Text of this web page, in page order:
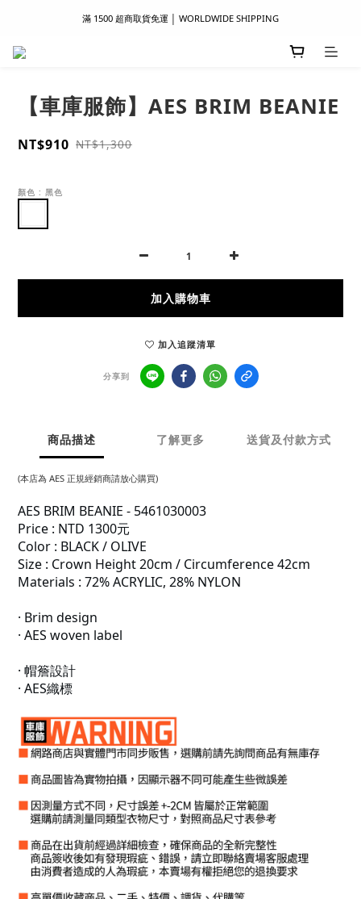
滿 1500 超商取貨免運 │ WORLDWIDE SHIPPING
滿 1500 超商取貨免運 │ WORLDWIDE SHIPPING
【車庫服飾】AES BRIM BEANIE
NT$910 NT$1,300
顏色 : 黑色
加入購物車
加入追蹤清單
分享到
商品描述 了解更多 送貨及付款方式
(本店為 AES 正規經銷商請放心購買)
AES BRIM BEANIE - 5461030003
Price : NTD 1300元
Color : BLACK / OLIVE
Size : Crown Height 20cm / Circumference 42cm
Materials : 72% ACRYLIC, 28% NYLON
· Brim design
· AES woven label
· 帽簷設計
· AES織標